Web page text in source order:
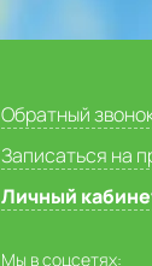
Обратный
Записаться на
Личный
Мы в соцсетях: